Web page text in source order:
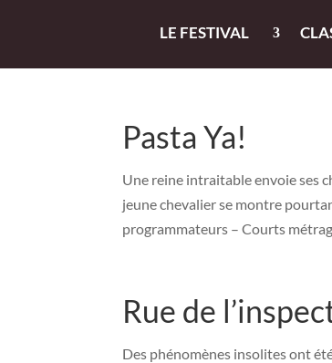
LE FESTIVAL
Pasta Ya!
Une reine intraitable envoie ses
jeune chevalier se montre
programmateurs – Courts
Rue de
Des phénomènes insolites ont